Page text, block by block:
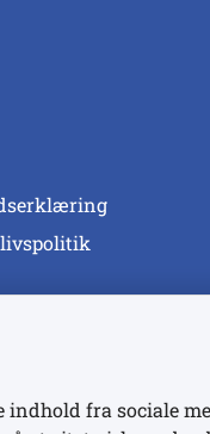
fra sociale